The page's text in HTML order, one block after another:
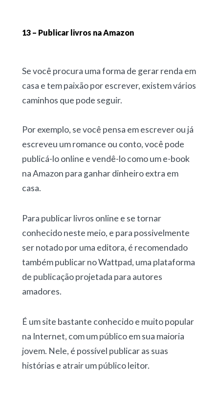
13 – Publicar livros na Amazon
Se você procura uma forma de gerar renda em
casa e tem paixão por escrever, existem vários
caminhos que pode seguir.
Por exemplo, se você pensa em escrever ou já
escreveu um romance ou conto, você pode
publicá-lo online e vendê-lo como um e-book
na Amazon para ganhar dinheiro extra em
casa.
Para publicar livros online e se tornar
conhecido neste meio, e para possivelmente
ser notado por uma editora, é recomendado
também publicar no Wattpad, uma plataforma
de publicação projetada para autores
amadores.
É um site bastante conhecido e muito popular
na Internet, com um público em sua maioria
jovem. Nele, é possível publicar as suas
histórias e atrair um público leitor.